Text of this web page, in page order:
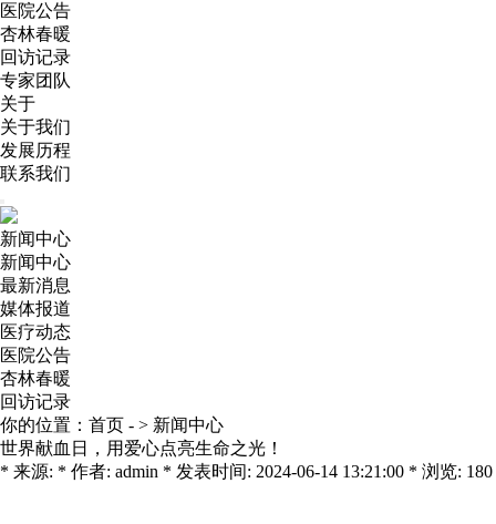
医院公告
杏林春暖
回访记录
专家团队
关于
关于我们
发展历程
联系我们
新闻中心
新闻中心
最新消息
媒体报道
医疗动态
医院公告
杏林春暖
回访记录
你的位置： 首页 - > 新闻中心
世界献血日，用爱心点亮生命之光！
* 来源: * 作者: admin * 发表时间: 2024-06-14 13:21:00 * 浏览: 180